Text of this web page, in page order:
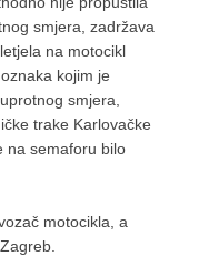
smjera, zadržava
na motocikl
kojim je
smjera,
trake Karlovačke
na semaforu bilo
motocikla, a